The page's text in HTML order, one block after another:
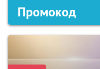
Промокод